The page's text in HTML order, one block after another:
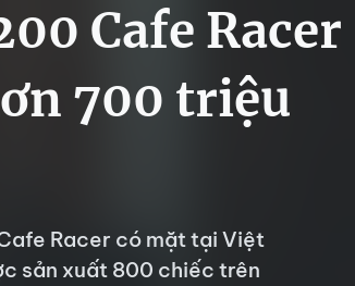
Cafe Racer
700 triệu
Racer có mặt tại Việt
sản xuất 800 chiếc trên